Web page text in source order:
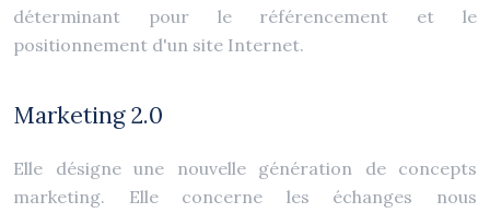
déterminant pour le référencement et le
positionnement d'un site Internet.
Marketing 2.0
Elle désigne une nouvelle génération de concepts
marketing. Elle concerne les échanges nous